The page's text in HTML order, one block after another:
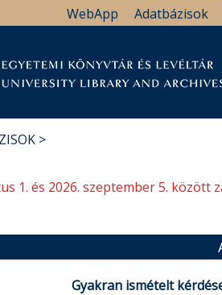
Adatbázisok
WebApp
1. és 2026. szeptember 5.
Gyakran ismételt